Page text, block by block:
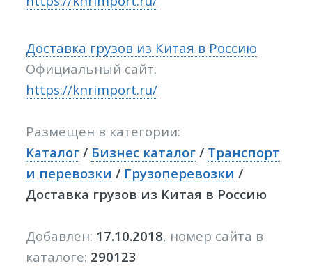
Доставка грузов из Китая в Россию
Официальный сайт:
https://knrimport.ru/
Размещен в категории:
Каталог / Бизнес каталог / Транспорт
и перевозки / Грузоперевозки /
Доставка грузов из Китая в Россию
Добавлен: 17.10.2018, номер сайта в
каталоге: 290123